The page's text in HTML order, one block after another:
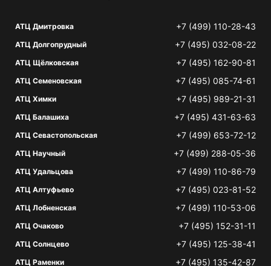
АТЦ Дмитровка +7 (499) 110-28-43
АТЦ Долгопрудный +7 (495) 032-08-22
АТЦ Щёлковская +7 (495) 162-90-81
АТЦ Семеновская +7 (495) 085-74-61
АТЦ Химки +7 (495) 989-21-31
АТЦ Балашиха +7 (495) 431-63-63
АТЦ Севастопольская +7 (499) 653-72-12
АТЦ Научный +7 (499) 288-05-36
АТЦ Удальцова +7 (499) 110-86-79
АТЦ Алтуфьево +7 (495) 023-81-52
АТЦ Лобненская +7 (499) 110-53-06
АТЦ Очаково +7 (495) 152-31-11
АТЦ Солнцево +7 (495) 125-38-41
АТЦ Раменки +7 (495) 135-42-87